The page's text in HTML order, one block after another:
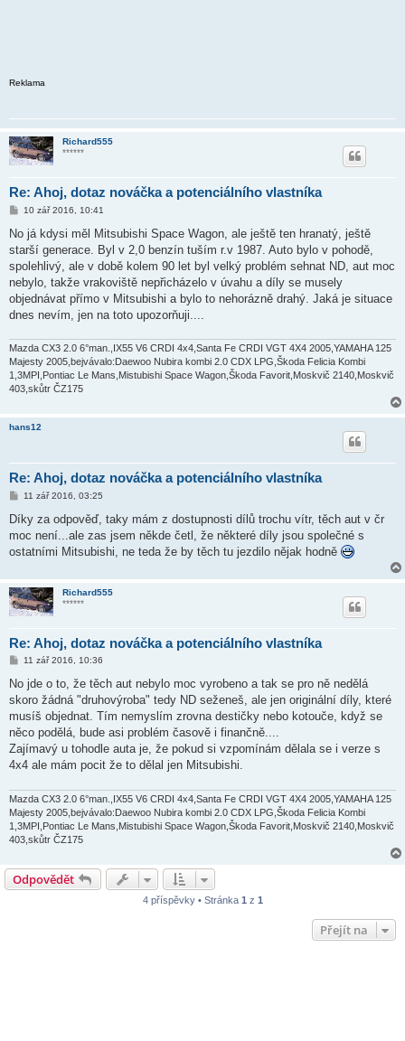
Reklama
Richard555
******
Re: Ahoj, dotaz nováčka a potenciálního vlastníka
P
í
p
ě
e
k
10 zář 2016, 10:41
No já kdysi měl Mitsubishi Space Wagon, ale ještě ten hranatý, ještě
starší generace. Byl v 2,0 benzín tuším r.v 1987. Auto bylo v pohodě,
spolehlivý, ale v době kolem 90 let byl velký problém sehnat ND, aut moc
nebylo, takže vrakoviště nepřicházelo v úvahu a díly se musely
objednávat přímo v Mitsubishi a bylo to nehorázně drahý. Jaká je situace
dnes nevím, jen na toto upozorňuji....
Mazda CX3 2.0 6°man.,IX55 V6 CRDI 4x4,Santa Fe CRDI VGT 4X4 2005,YAMAHA 125
Majesty 2005,bejvávalo:Daewoo Nubira kombi 2.0 CDX LPG,Škoda Felicia Kombi
1,3MPI,Pontiac Le Mans,Mistubishi Space Wagon,Škoda Favorit,Moskvič 2140,Moskvič
403,skůtr ČZ175
hans12
Re: Ahoj, dotaz nováčka a potenciálního vlastníka
P
í
p
ě
k
11 zář 2016, 03:25
Díky za odpověď, taky mám z dostupnosti dílů trochu vítr, těch aut v čr
moc není...ale zas jsem někde četl, že některé díly jsou společné s
ostatními Mitsubishi, ne teda že by těch tu jezdilo nějak hodně
Richard555
******
Re: Ahoj, dotaz nováčka a potenciálního vlastníka
P
í
p
ě
e
k
11 zář 2016, 10:36
No jde o to, že těch aut nebylo moc vyrobeno a tak se pro ně nedělá
skoro žádná "druhovýroba" tedy ND seženeš, ale jen originální díly, které
musíš objednat. Tím nemyslím zrovna destičky nebo kotouče, když se
něco podělá, bude asi problém časově i finančně....
Zajímavý u tohodle auta je, že pokud si vzpomínám dělala se i verze s
4x4 ale mám pocit že to dělal jen Mitsubishi.
Mazda CX3 2.0 6°man.,IX55 V6 CRDI 4x4,Santa Fe CRDI VGT 4X4 2005,YAMAHA 125
Majesty 2005,bejvávalo:Daewoo Nubira kombi 2.0 CDX LPG,Škoda Felicia Kombi
1,3MPI,Pontiac Le Mans,Mistubishi Space Wagon,Škoda Favorit,Moskvič 2140,Moskvič
403,skůtr ČZ175
Odpovědět
4 příspěvky • Stránka 1 z 1
Přejít na